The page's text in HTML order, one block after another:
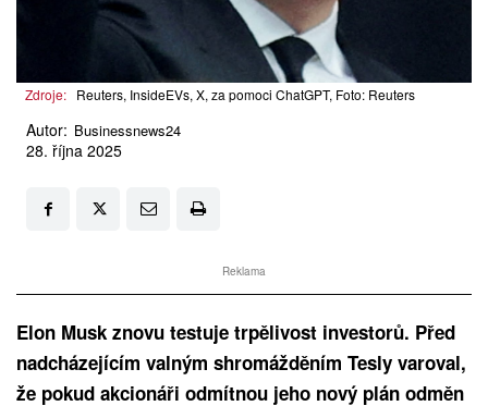
Zdroje: Reuters, InsideEVs, X, za pomoci ChatGPT, Foto: Reuters
Autor: Businessnews24
28. října 2025
Reklama
Elon Musk znovu testuje trpělivost investorů. Před
nadcházejícím valným shromážděním Tesly varoval,
že pokud akcionáři odmítnou jeho nový plán odměn